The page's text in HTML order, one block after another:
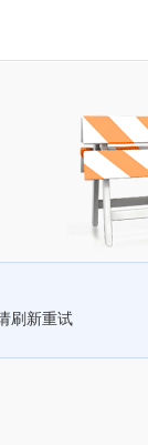
刷新重试